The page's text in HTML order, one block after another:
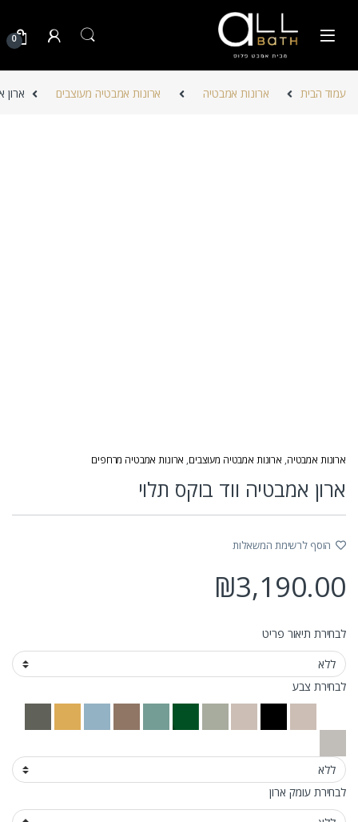
0
עמוד הבית ארונות אמבטיה ארונות אמבטיה מעוצבים ארון
ארונות אמבטיה, ארונות אמבטיה מעוצבים, ארונות אמבטיה מרחפים
ארון אמבטיה ווד בוקס תלוי
הוסף לרשימת המשאלות
₪3,190.00
לבחירת תיאור פריט
לבחירת צבע
לבחירת עומק ארון